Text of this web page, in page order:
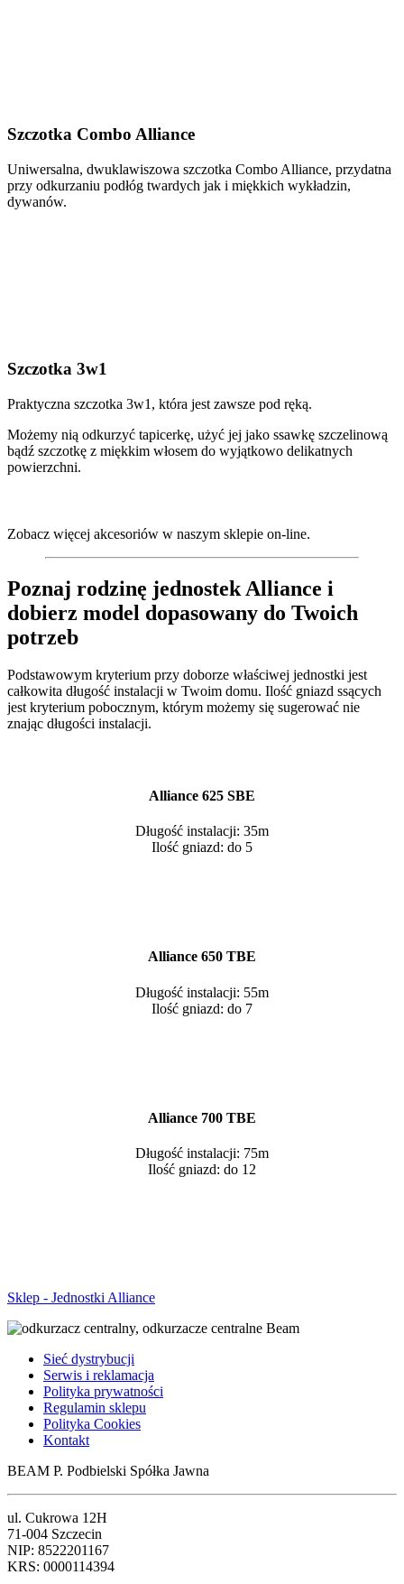
Szczotka Combo Alliance
Uniwersalna, dwuklawiszowa szczotka Combo Alliance, przydatna
przy odkurzaniu podłóg twardych jak i miękkich wykładzin,
dywanów.
Szczotka 3w1
Praktyczna szczotka 3w1, która jest zawsze pod ręką.
Możemy nią odkurzyć tapicerkę, użyć jej jako ssawkę szczelinową
bądź szczotkę z miękkim włosem do wyjątkowo delikatnych
powierzchni.
Zobacz więcej akcesoriów w naszym sklepie on-line.
Poznaj rodzinę jednostek Alliance i
dobierz model dopasowany do Twoich
potrzeb
Podstawowym kryterium przy doborze właściwej jednostki jest
całkowita długość instalacji w Twoim domu. Ilość gniazd ssących
jest kryterium pobocznym, którym możemy się sugerować nie
znając długości instalacji.
Alliance 625 SBE
Długość instalacji: 35m
Ilość gniazd: do 5
Alliance 650 TBE
Długość instalacji: 55m
Ilość gniazd: do 7
Alliance 700 TBE
Długość instalacji: 75m
Ilość gniazd: do 12
Sklep - Jednostki Alliance
Sieć dystrybucji
Serwis i reklamacja
Polityka prywatności
Regulamin sklepu
Polityka Cookies
Kontakt
BEAM P. Podbielski Spółka Jawna
ul. Cukrowa 12H
71-004 Szczecin
NIP: 8522201167
KRS: 0000114394